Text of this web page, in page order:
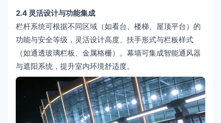
2.4 灵活设计与功能集成
栏杆系统可根据不同区域（如看台、楼梯、屋顶平台）的
功能与安全等级，灵活设计高度、扶手形式与栏板样式
（如通透玻璃栏板、金属格栅）。幕墙可集成智能通风器
与遮阳系统，提升室内环境舒适度。